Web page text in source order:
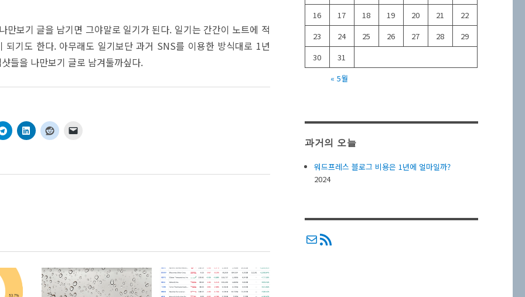
만보기 글을 남기면 그야말로 일기가 된다. 일기는 간간이 노트에 적
되기도 한다. 아무래도 일기보단 과거 SNS를 이용한 방식대로 1년
들을 나만보기 글로 남겨둘까싶다.
16
17 18 19 20 21
22
23
24 25 26 27 28
29
30
31
« 5월
과거의 오늘
워드프레스 블로그 비용은 1년에 얼마일까?
2024
메일RSS